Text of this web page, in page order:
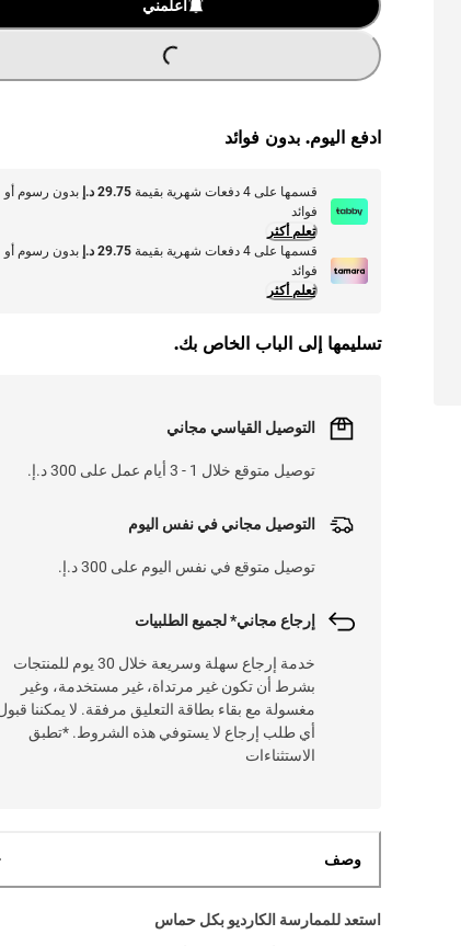
أعلمني
L
.
ادفع اليوم. بدون فوائد
قسمها على 4 دفعات شهرية بقيمة 29.75 د.إ
بدون رسوم أو
فوائد
تعلم أكثر
قسمها على 4 دفعات شهرية بقيمة
29.75 د.إ
بدون رسوم أو
فوائد
تعلم أكثر
تسليمها إلى الباب الخاص بك.
التوصيل القياسي مجاني
توصيل متوقع خلال 1 - 3 أيام عمل على 300 د.إ.
التوصيل مجاني في نفس اليوم
توصيل متوقع في نفس اليوم على 300 د.إ.
إرجاع مجاني* لجميع الطلبيات
خدمة إرجاع سهلة وسريعة خلال 30 يوم للمنتجات
بشرط أن تكون غير مرتداة، غير مستخدمة، وغير
مغسولة مع بقاء بطاقة التعليق مرفقة. لا يمكننا
أي طلب إرجاع لا يستوفي هذه الشروط. *تطبق
الاستثناءات
وصف
استعد للممارسة الكارديو بكل حماس